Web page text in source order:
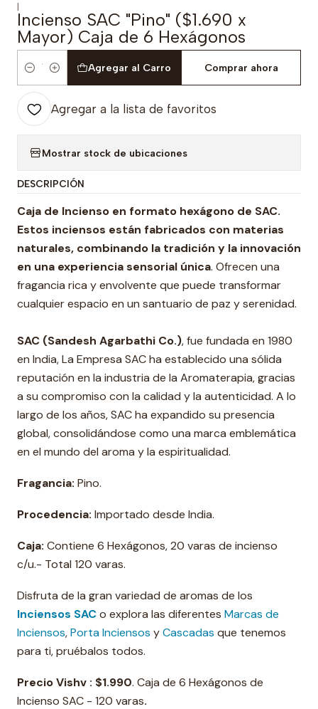
|
Incienso SAC "Pino" ($1.690 x
Mayor) Caja de 6 Hexágonos
Cantidad
Agregar al Carro Comprar ahora
Agregar a la lista de favoritos
Mostrar stock de ubicaciones
DESCRIPCIÓN
Caja de Incienso en formato hexágono de SAC.
Estos inciensos están fabricados con materias
naturales, combinando la tradición y la innovación
en una experiencia sensorial única. Ofrecen una
fragancia rica y envolvente que puede transformar
cualquier espacio en un santuario de paz y serenidad.
SAC (Sandesh Agarbathi Co.), fue fundada en 1980
en India, La Empresa SAC ha establecido una sólida
reputación en la industria de la Aromaterapia, gracias
a su compromiso con la calidad y la autenticidad. A lo
largo de los años, SAC ha expandido su presencia
global, consolidándose como una marca emblemática
en el mundo del aroma y la espiritualidad.
Fragancia: Pino.
Procedencia: Importado desde India.
Caja: Contiene 6 Hexágonos, 20 varas de incienso
c/u.- Total 120 varas.
Disfruta de la gran variedad de aromas de los
Inciensos SACo explora las diferentes Marcas de
Inciensos,Porta Inciensos yCascadas que tenemos
para ti, pruébalos todos.
Precio Vishv : $1.990. Caja de 6 Hexágonos de
Incienso SAC - 120 varas.